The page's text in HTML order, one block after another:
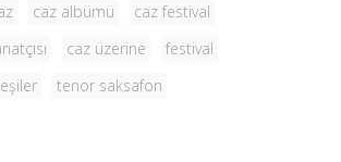
caz albümü
caz festival
caz üzerine
festival
tenor saksafon